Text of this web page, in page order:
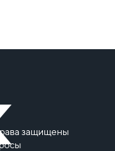
защищены